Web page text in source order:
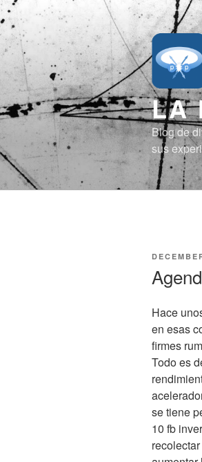
Skip
to
content
LA
Blog de
sus
POSTED
Hace
en esas
firmes
Todo es
se tiene
10 fb